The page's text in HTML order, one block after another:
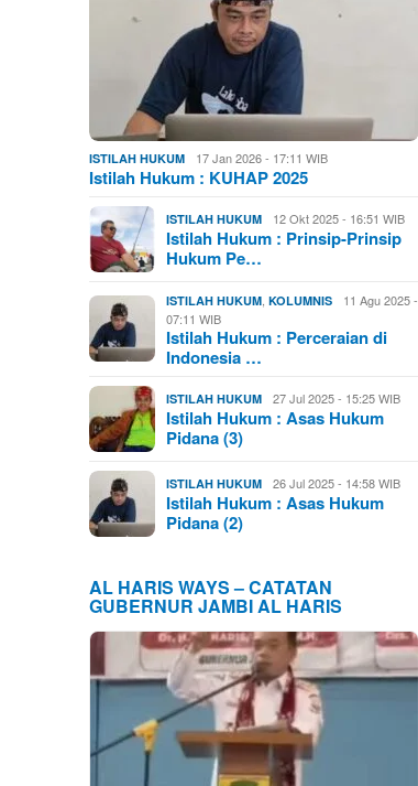
ISTILAH HUKUM 17 Jan 2026 - 17:11 WIB
Istilah Hukum : KUHAP 2025
ISTILAH HUKUM 12 Okt 2025 - 16:51 WIB
Istilah Hukum : Prinsip-Prinsip
Hukum Pe…
ISTILAH HUKUM ,KOLUMNIS
11 Agu 2025 -
07:11 WIB
Istilah Hukum : Perceraian di
Indonesia …
ISTILAH HUKUM 27 Jul 2025 - 15:25 WIB
Istilah Hukum : Asas Hukum
Pidana (3)
ISTILAH HUKUM 26 Jul 2025 - 14:58 WIB
Istilah Hukum : Asas Hukum
Pidana (2)
AL HARIS WAYS – CATATAN
GUBERNUR JAMBI AL HARIS